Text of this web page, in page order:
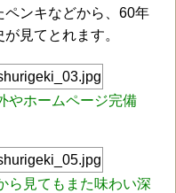
ペンキなどから、60年
見てとれます。
やホームページ完備
ら見てもまた味わい深